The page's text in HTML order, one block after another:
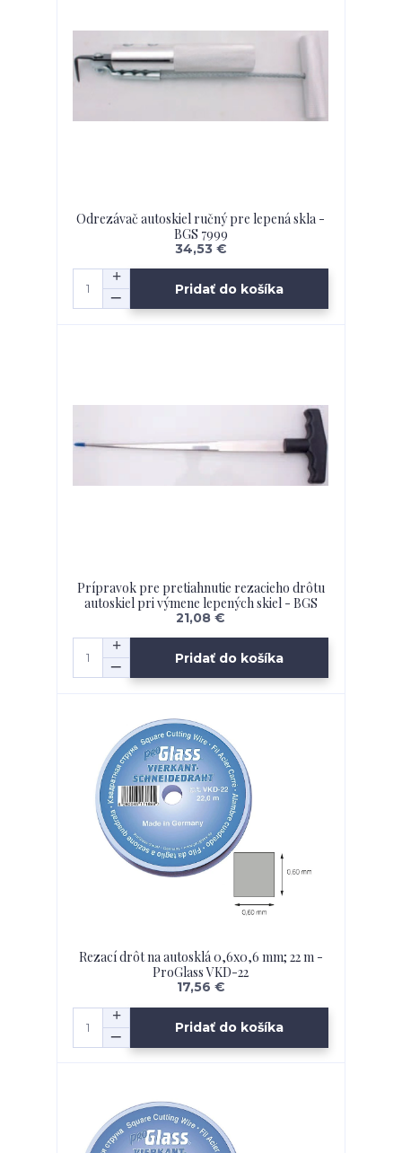
Odrezávač autoskiel ručný pre lepená skla -
BGS 7999
34,53 €
Pridať do košíka
Prípravok pre pretiahnutie rezacieho drôtu
autoskiel pri výmene lepených skiel - BGS
21,08 €
Pridať do košíka
Rezací drôt na autosklá 0,6x0,6 mm; 22 m -
ProGlass VKD-22
17,56 €
Pridať do košíka